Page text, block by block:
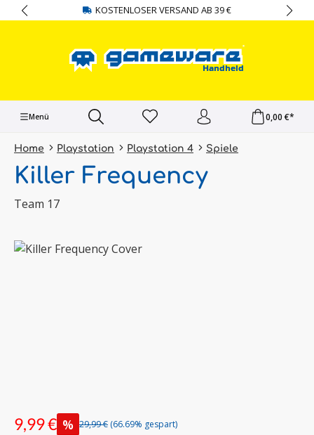
springen KOSTENLOSER VERSAND AB 39 €
Menü 0,00 €*
Home Playstation Playstation 4 Spiele
Killer Frequency
Team 17
Bildergalerie überspringen
9,99 € % 29,99 € (66.69% gespart)